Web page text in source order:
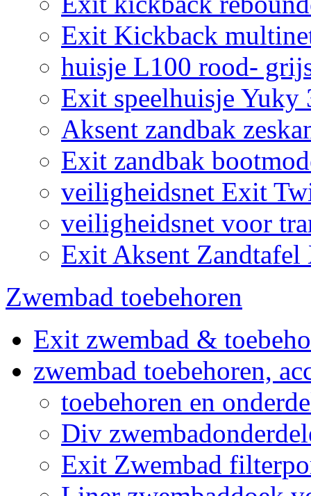
Exit Kickback
huisje L100 rood-
Exit speelhuisje Yuky
Aksent zandbak
Exit zandbak
veiligheidsnet Exit
veiligheidsnet voor
Exit Aksent
Zwembad toebehoren
Exit zwembad &
zwembad toebehoren,
toebehoren en
Div
Exit Zwembad